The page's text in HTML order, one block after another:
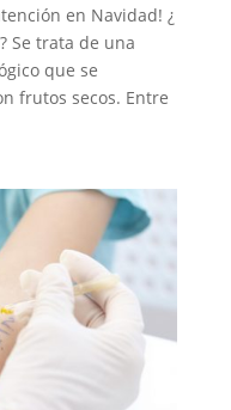
en Navidad! ¿
Se trata de una
que se
frutos secos. Entre